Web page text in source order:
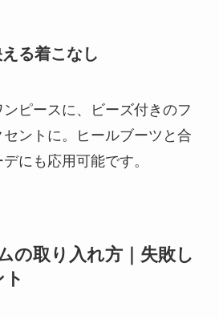
る着こなし
ピースに、ビーズ付きのフ
ントに。ヒールブーツと合
にも応用可能です。
の取り入れ方｜失敗し